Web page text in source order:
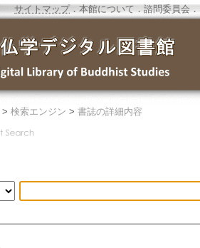
サイトマップ．本館について ． 諮問委員会 ．
> 検索エンジン > 書誌の詳細内容